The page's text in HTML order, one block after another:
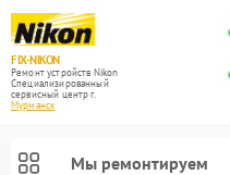
FIX-NIKON
Ремонт устройств Nikon
Специализированный
cервисный центр г.
Мурманск
Мы ремонтируем